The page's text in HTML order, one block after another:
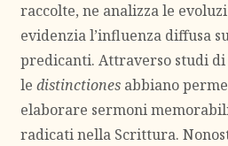
raccolte, ne analizza le
evidenzia l’influenza diffusa
predicanti. Attraverso studi di
le distinctionesabbiano
elaborare sermoni
radicati nella Scrittura.